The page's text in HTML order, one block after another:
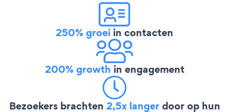
250% groei in contacten
200% growth in engagement
Bezoekers brachten 2,5x langerdoor op hun